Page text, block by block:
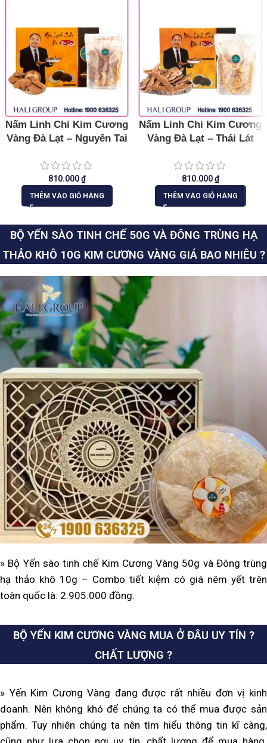
Nấm Linh Chi Kim Cương
Vàng Đà Lạt – Nguyên Tai
810.000₫
THÊM VÀO GIỎ HÀNG
Nấm Linh Chi Kim Cương
Vàng Đà Lạt – Thái Lát
810.000₫
THÊM VÀO GIỎ HÀNG
BỘ YẾN SÀO TINH CHẾ 50G VÀ ĐÔNG TRÙNG HẠ
THẢO KHÔ 10G KIM CƯƠNG VÀNG GIÁ BAO NHIÊU ?
» Bộ Yến sào tinh chế Kim Cương Vàng 50g và Đông trùng
hạ thảo khô 10g – Combo tiết kiệm có giá nêm yết trên
toàn quốc là: 2.905.000 đồng.
BỘ YẾN KIM CƯƠNG VÀNG MUA Ở ĐÂU UY TÍN ?
CHẤT LƯỢNG ?
» Yến Kim Cương Vàng đang được rất nhiều đơn vị kinh
doanh. Nên không khó để chúng ta có thể mua được sản
phẩm. Tuy nhiên chúng ta nên tìm hiểu thông tin kĩ càng,